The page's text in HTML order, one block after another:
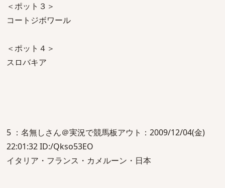
＜ポット３＞
コートジボワール
＜ポット４＞
スロバキア
5 ：名無しさん＠実況で競馬板アウト：2009/12/04(金)
22:01:32 ID:/Qkso53EO
イタリア・フランス・カメルーン・日本